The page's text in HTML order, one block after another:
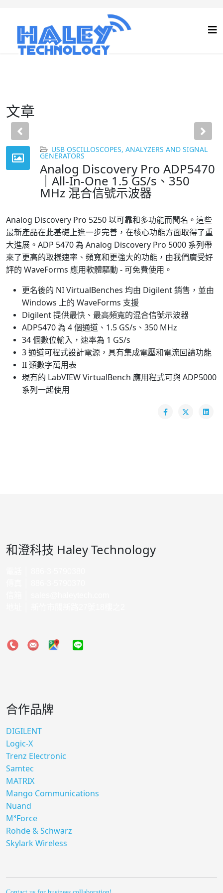
文章
Previous
USB OSCILLOSCOPES, ANALYZERS AND SIGNAL
GENERATORS
Analog Discovery Pro ADP5470
｜All-In-One 1.5 GS/s、350
MHz 混合信號示波器
Analog Discovery Pro 5250 以可靠和多功能而聞名。這些
最新產品在此基礎上進一步完善，在核心功能方面取得了重
大進展。ADP 5470 為 Analog Discovery Pro 5000 系列帶
來了更高的取樣速率、頻寬和更強大的功能，由我們廣受好
評的 WaveForms 應用軟體驅動 - 可免費使用。
更名後的 NI VirtualBenches 均由 Digilent 銷售，並由
Windows 上的 WaveForms 支援
Digilent 提供最快、最高頻寬的混合信號示波器
ADP5470 為 4 個通道、1.5 GS/s、350 MHz
34 個數位輸入，速率為 1 GS/s
3 通道可程式設計電源，具有集成電壓和電流回讀功能
II 類數字萬用表
現有的 LabVIEW VirtualBench 應用程式可與 ADP5000
系列一起使用
和澄科技 Haley Technology
合作品牌
DIGILENT
Logic-X
Trenz Electronic
Samtec
MATRIX
Mango Communications
Nuand
M³Force
Rohde & Schwarz
Skylark Wireless